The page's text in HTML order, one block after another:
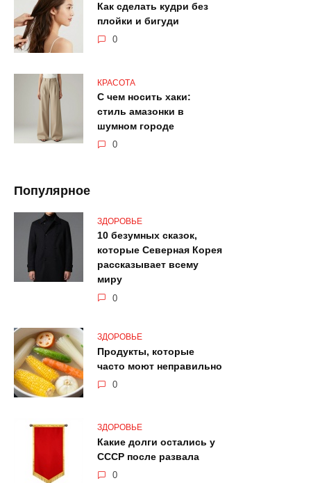
Как сделать кудри без
плойки и бигуди
0
КРАСОТА
С чем носить хаки:
стиль амазонки в
шумном городе
0
Популярное
ЗДОРОВЬЕ
10 безумных сказок,
которые Северная Корея
рассказывает всему
миру
0
ЗДОРОВЬЕ
Продукты, которые
часто моют неправильно
0
ЗДОРОВЬЕ
Какие долги остались у
СССР после развала
0